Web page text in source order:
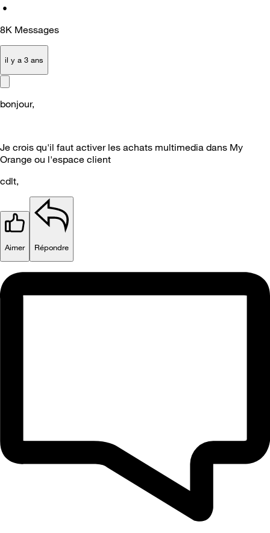
•
8K Messages
il y a 3 ans
bonjour,
Je crois qu'il faut activer les achats multimedia dans My
Orange ou l'espace client
cdlt,
Aimer Répondre